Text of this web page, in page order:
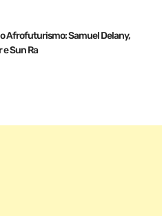
Afrofuturismo: Samuel Delany,
Sun Ra